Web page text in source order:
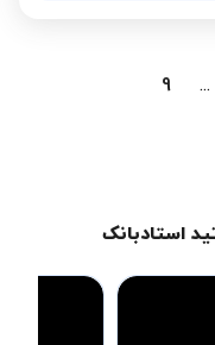
...
9
استادبانک